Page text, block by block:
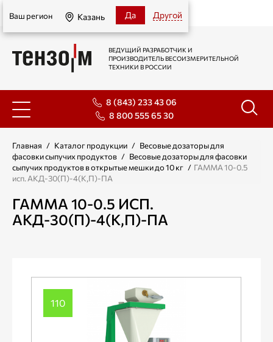
Казань
Ваш регион Казань Да Другой
ВЕДУЩИЙ РАЗРАБОТЧИК И
ПРОИЗВОДИТЕЛЬ ВЕСОИЗМЕРИТЕЛЬНОЙ
ТЕХНИКИ В РОССИИ
8 (843) 233 43 06
8 800 555 65 30
Главная / Каталог продукции / Весовые дозаторы для
фасовки сыпучих продуктов / Весовые дозаторы для фасовки
сыпучих продуктов в открытые мешки до 10 кг / ГАММА 10-0.5
исп. АКД-30(П)-4(К,П)-ПА
ГАММА 10-0.5 ИСП.
АКД-30(П)-4(К,П)-ПА
110